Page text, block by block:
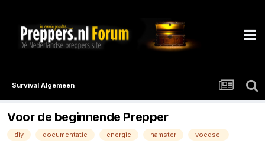
Survival Algemeen
Voor de beginnende Prepper
diy documentatie energie hamster voedsel